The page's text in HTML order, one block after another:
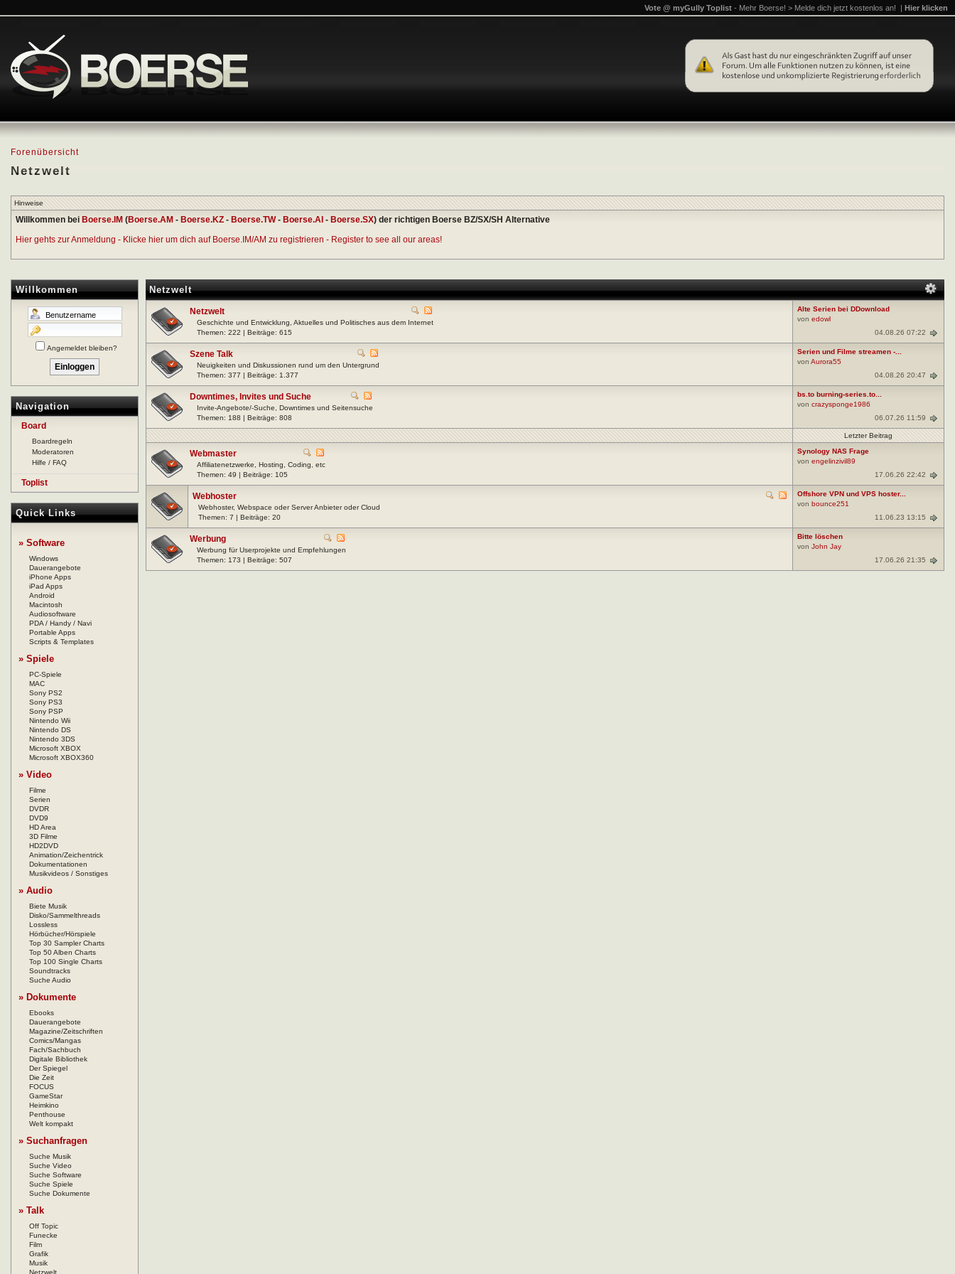
Forenübersicht
Netzwelt
Vote @ myGully Toplist - Mehr Boerse! > Melde dich jetzt kostenlos an! | Hier klicken
Hinweise
Willkommen bei Boerse.IM (Boerse.AM - Boerse.KZ - Boerse.TW- Boerse.AI - Boerse.SX) der richtigen Boerse BZ/SX/SH Alternative
Hier gehts zur Anmeldung - Klicke hier um dich auf Boerse.IM/AM zu registrieren - Register to see all our areas!
Willkommen
Angemeldet bleiben?
Navigation
Board
Boardregeln
Moderatoren
Hilfe / FAQ
Toplist
Quick Links
» Software
Windows
Dauerangebote
iPhone Apps
iPad Apps
Android
Macintosh
Audiosoftware
PDA / Handy / Navi
Portable Apps
Scripts & Templates
» Spiele
PC-Spiele
MAC
Sony PS2
Sony PS3
Sony PSP
Nintendo Wii
Nintendo DS
Nintendo 3DS
Microsoft XBOX
Microsoft XBOX360
» Video
Filme
Serien
DVDR
DVD9
HD Area
3D Filme
HD2DVD
Animation/Zeichentrick
Dokumentationen
Musikvideos / Sonstiges
» Audio
Biete Musik
Disko/Sammelthreads
Lossless
Hörbücher/Hörspiele
Top 30 Sampler Charts
Top 50 Alben Charts
Top 100 Single Charts
Soundtracks
Suche Audio
» Dokumente
Ebooks
Dauerangebote
Magazine/Zeitschriften
Comics/Mangas
Fach/Sachbuch
Digitale Bibliothek
Der Spiegel
Die Zeit
FOCUS
GameStar
Heimkino
Penthouse
Welt kompakt
» Suchanfragen
Suche Musik
Suche Video
Suche Software
Suche Spiele
Suche Dokumente
» Talk
Off Topic
Funecke
Film
Grafik
Musik
Netzwelt
Netzwelt
Geschichte und Entwicklung, Aktuelles und Politisches aus dem Internet
Themen: 222 | Beiträge: 615
Alte Serien bei DDownload
von edowl
04.08.26 07:22
Szene Talk
Neuigkeiten und Diskussionen rund um den Untergrund
Themen: 377 | Beiträge: 1.377
Serien und Filme streamen -...
von Aurora55
04.08.26 20:47
Downtimes, Invites und Suche
Invite-Angebote/-Suche, Downtimes und Seitensuche
Themen: 188 | Beiträge: 808
bs.to burning-series.to...
von crazysponge1986
06.07.26 11:59
Letzter Beitrag
Webmaster
Affiliatenetzwerke, Hosting, Coding, etc
Themen: 49 | Beiträge: 105
Synology NAS Frage
von engelinzivil89
17.06.26 22:42
Webhoster
Webhoster, Webspace oder Server Anbieter oder Cloud
Themen: 7 | Beiträge: 20
Offshore VPN und VPS hoster...
von bounce251
11.06.23 13:15
Werbung
Werbung für Userprojekte und Empfehlungen
Themen: 173 | Beiträge: 507
Bitte löschen
von John Jay
17.06.26 21:35